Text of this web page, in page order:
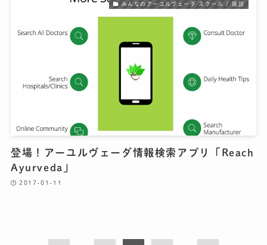
みんなのアーユルヴェーダ スクール / 施設
登場！アーユルヴェーダ情報検索アプリ「Reach
Ayurveda」
2017-01-11